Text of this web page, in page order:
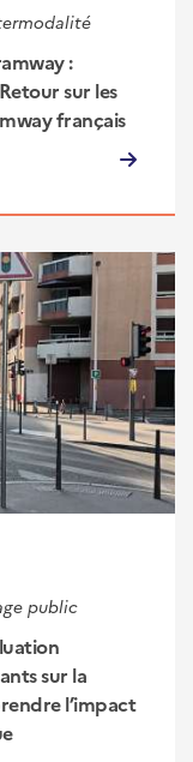
:
sur les
français
public
sur la
l’impact